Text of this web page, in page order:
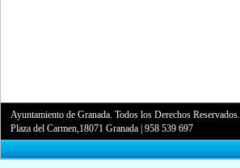
Ayuntamiento de Granada. Todos los Derechos Reservados.
Plaza del Carmen,18071 Granada |958 539 697